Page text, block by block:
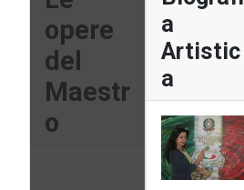
opere
del
Maestr
o
a
Artistic
a